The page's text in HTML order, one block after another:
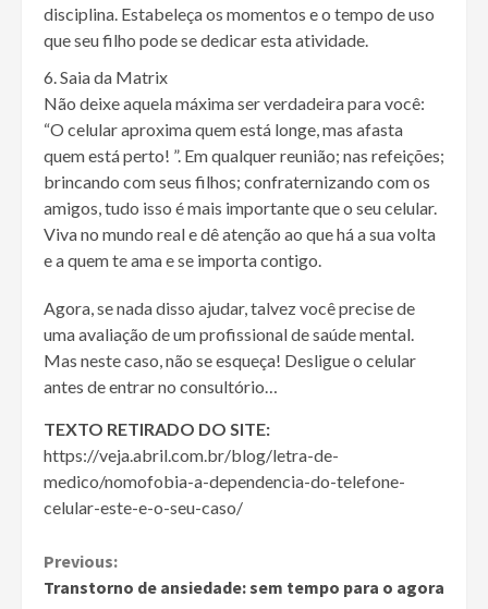
disciplina. Estabeleça os momentos e o tempo de uso
que seu filho pode se dedicar esta atividade.
Saia da Matrix
Não deixe aquela máxima ser verdadeira para você:
“O celular aproxima quem está longe, mas afasta
quem está perto! ”. Em qualquer reunião; nas refeições;
brincando com seus filhos; confraternizando com os
amigos, tudo isso é mais importante que o seu celular.
Viva no mundo real e dê atenção ao que há a sua volta
e a quem te ama e se importa contigo.
Agora, se nada disso ajudar, talvez você precise de
uma avaliação de um profissional de saúde mental.
Mas neste caso, não se esqueça! Desligue o celular
antes de entrar no consultório…
TEXTO RETIRADO DO SITE:
https://veja.abril.com.br/blog/letra-de-
medico/nomofobia-a-dependencia-do-telefone-
celular-este-e-o-seu-caso/
Continue
Previous:
Transtorno de ansiedade: sem tempo para o agora